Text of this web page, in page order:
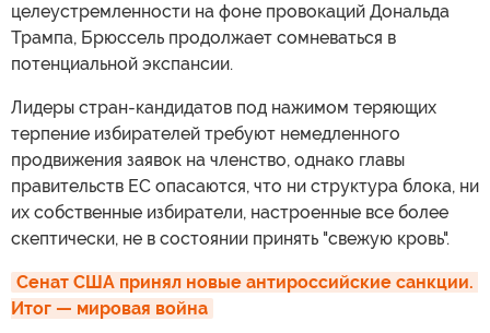
целеустремленности на фоне провокаций Дональда
Трампа, Брюссель продолжает сомневаться в
потенциальной экспансии.
Лидеры стран-кандидатов под нажимом теряющих
терпение избирателей требуют немедленного
продвижения заявок на членство, однако главы
правительств ЕС опасаются, что ни структура блока, ни
их собственные избиратели, настроенные все более
скептически, не в состоянии принять "свежую кровь".
Сенат США принял новые антироссийские санкции.
Итог — мировая война